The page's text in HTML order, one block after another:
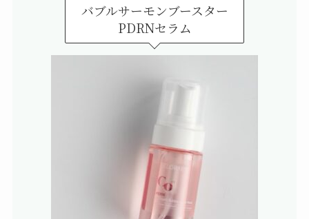
バブルサーモンブースター
PDRNセラム